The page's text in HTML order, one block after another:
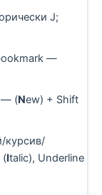
J;
—
— (New) + Shift
курсив/
(Italic), Underline